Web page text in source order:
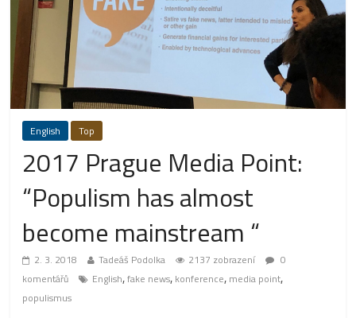
English Top
2017 Prague Media Point:
“Populism has almost
become mainstream “
2. 3. 2018 Tadeáš Podolka 2137 zobrazení
0
komentářů
English,fake news, konference, media point,
populismus